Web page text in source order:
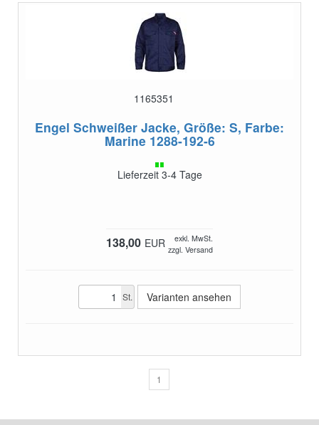
1165351
Engel Schweißer Jacke, Größe: S, Farbe:
Marine 1288-192-6
Lieferzeit 3-4 Tage
138,00 EUR
exkl. MwSt.
zzgl. Versand
St. Varianten ansehen
1